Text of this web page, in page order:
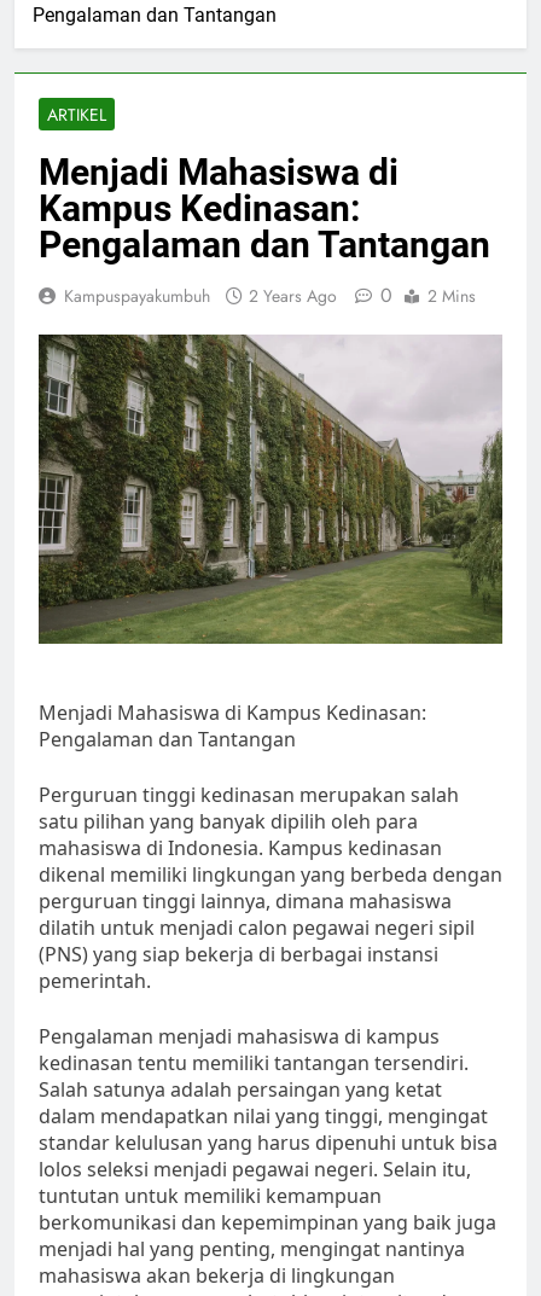
Pengalaman dan Tantangan
ARTIKEL
Menjadi Mahasiswa di
Kampus Kedinasan:
Pengalaman dan Tantangan
Kampuspayakumbuh 2 Years Ago 0 2 Mins
Menjadi Mahasiswa di Kampus Kedinasan:
Pengalaman dan Tantangan
Perguruan tinggi kedinasan merupakan salah
satu pilihan yang banyak dipilih oleh para
mahasiswa di Indonesia. Kampus kedinasan
dikenal memiliki lingkungan yang berbeda dengan
perguruan tinggi lainnya, dimana mahasiswa
dilatih untuk menjadi calon pegawai negeri sipil
(PNS) yang siap bekerja di berbagai instansi
pemerintah.
Pengalaman menjadi mahasiswa di kampus
kedinasan tentu memiliki tantangan tersendiri.
Salah satunya adalah persaingan yang ketat
dalam mendapatkan nilai yang tinggi, mengingat
standar kelulusan yang harus dipenuhi untuk bisa
lolos seleksi menjadi pegawai negeri. Selain itu,
tuntutan untuk memiliki kemampuan
berkomunikasi dan kepemimpinan yang baik juga
menjadi hal yang penting, mengingat nantinya
mahasiswa akan bekerja di lingkungan